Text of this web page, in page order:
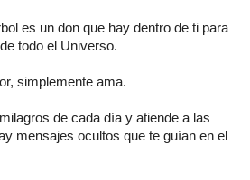
es un don que hay dentro de ti para
todo el Universo.
simplemente ama.
de cada día y atiende a las
mensajes ocultos que te guían en el